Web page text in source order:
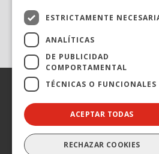
© 2026 Avanza. Todos los
Enlaces
Declaración de
Aviso legal
Política de
ESTRICTAMENTE
ANALÍTICAS
DE PUBLICIDAD
COMPORTAMENTAL
TÉCNICAS O FUNCIONALES
ACEPTAR TODAS
RECHAZAR COOKIES